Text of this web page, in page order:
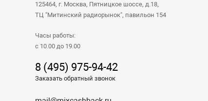
125464, г. Москва, Пятницкое шоссе, д.18,
ТЦ "Митинский радиорынок", павильон 154
Часы работы:
с 10.00 до 19.00
8 (495) 975-94-42
Заказать обратный звонок